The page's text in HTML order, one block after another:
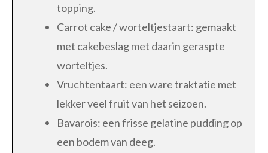
topping.
Carrot cake / worteltjestaart: gemaakt
met cakebeslag met daarin geraspte
worteltjes.
Vruchtentaart: een ware traktatie met
lekker veel fruit van het seizoen.
Bavarois: een frisse gelatine pudding op
een bodem van deeg.